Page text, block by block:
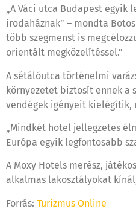
„A Váci utca Budapest
irodaháznak” – mondta
több szegmenst is
orientált megközelítéssel.”
A sétálóutca történelmi
környezetet biztosít ennek a
vendégek igényeit kielégítik,
„Mindkét hotel jellegzetes
Európa egyik legfontosabb
A Moxy Hotels merész,
alkalmas lakosztályokat
Forrás: Turizmus Online